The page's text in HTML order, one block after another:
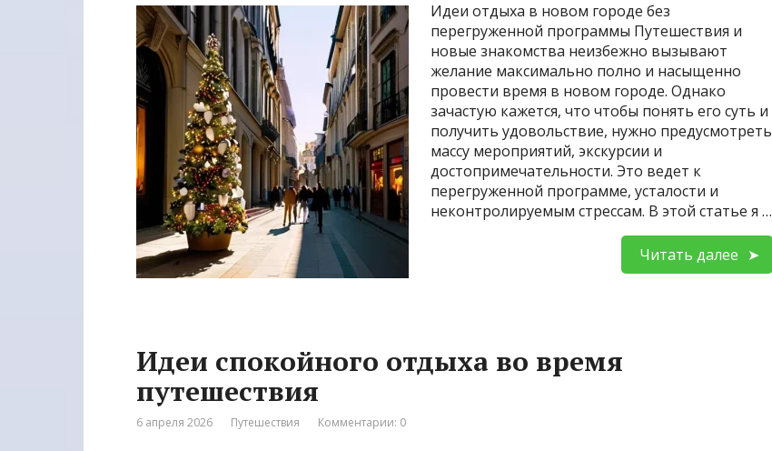
Идеи отдыха в новом городе без
перегруженной программы Путешествия и
новые знакомства неизбежно вызывают
желание максимально полно и насыщенно
провести время в новом городе. Однако
зачастую кажется, что чтобы понять его суть и
получить удовольствие, нужно предусмотреть
массу мероприятий, экскурсии и
достопримечательности. Это ведет к
перегруженной программе, усталости и
неконтролируемым стрессам. В этой статье я …
Читать далее
Идеи спокойного отдыха во время
путешествия
6 апреля 2026 Путешествия Комментарии: 0